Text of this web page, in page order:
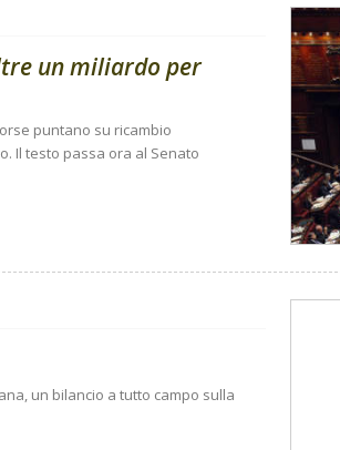
un miliardo per
puntano su ricambio
Il testo passa ora al Senato
un bilancio a tutto campo sulla